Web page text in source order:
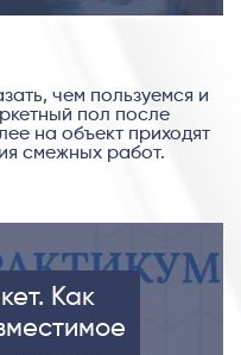
чем пользуемся и
пол после
на объект приходят
смежных работ.
Как